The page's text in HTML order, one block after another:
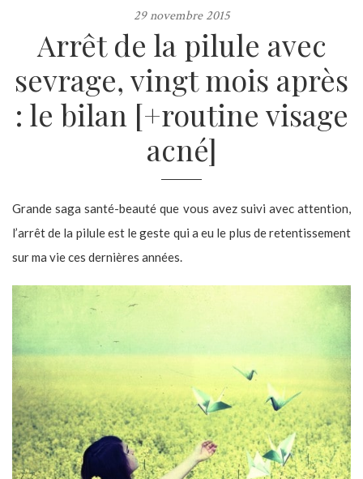
29 novembre 2015
Arrêt de la pilule avec
sevrage, vingt mois après
: le bilan [+routine visage
acné]
Grande saga santé-beauté que vous avez suivi avec attention,
l’arrêt de la pilule est le geste qui a eu le plus de retentissement
sur ma vie ces dernières années.